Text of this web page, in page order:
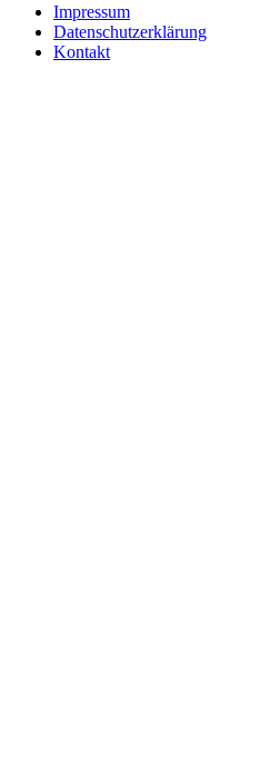
Impressum
Datenschutzerklärung
Kontakt